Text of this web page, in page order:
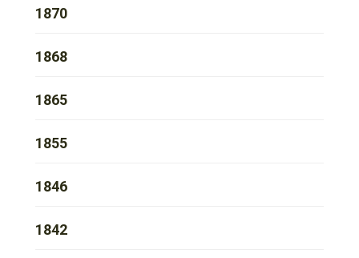
1870
1868
1865
1855
1846
1842